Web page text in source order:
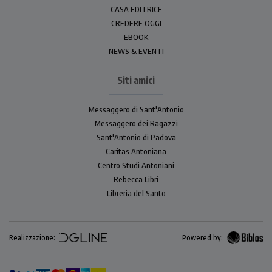
CASA EDITRICE
CREDERE OGGI
EBOOK
NEWS & EVENTI
Siti amici
Messaggero di Sant'Antonio
Messaggero dei Ragazzi
Sant'Antonio di Padova
Caritas Antoniana
Centro Studi Antoniani
Rebecca Libri
Libreria del Santo
Realizzazione: Powered by: